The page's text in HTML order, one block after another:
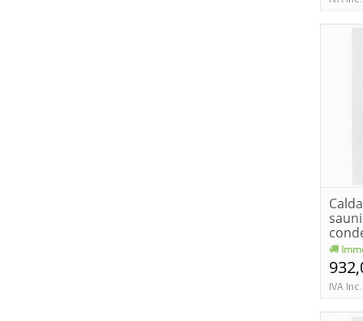
met...
IVA Inc.